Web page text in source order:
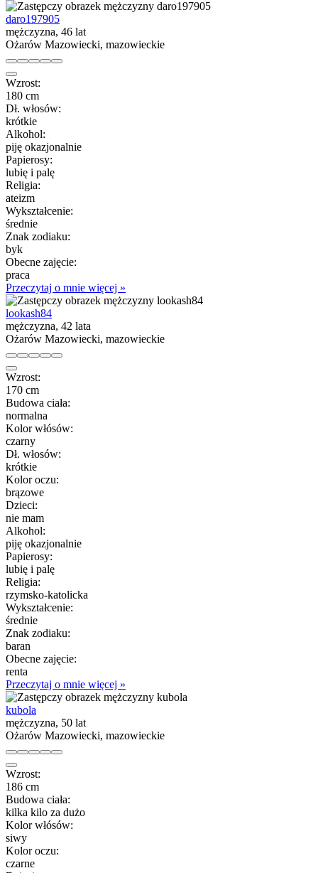
daro197905
mężczyzna, 46 lat
Ożarów Mazowiecki, mazowieckie
Wzrost:
180 cm
Dł. włosów:
krótkie
Alkohol:
piję okazjonalnie
Papierosy:
lubię i palę
Religia:
ateizm
Wykształcenie:
średnie
Znak zodiaku:
byk
Obecne zajęcie:
praca
Przeczytaj o mnie więcej »
lookash84
mężczyzna, 42 lata
Ożarów Mazowiecki, mazowieckie
Wzrost:
170 cm
Budowa ciała:
normalna
Kolor włósów:
czarny
Dł. włosów:
krótkie
Kolor oczu:
brązowe
Dzieci:
nie mam
Alkohol:
piję okazjonalnie
Papierosy:
lubię i palę
Religia:
rzymsko-katolicka
Wykształcenie:
średnie
Znak zodiaku:
baran
Obecne zajęcie:
renta
Przeczytaj o mnie więcej »
kubola
mężczyzna, 50 lat
Ożarów Mazowiecki, mazowieckie
Wzrost:
186 cm
Budowa ciała:
kilka kilo za dużo
Kolor włósów:
siwy
Kolor oczu:
czarne